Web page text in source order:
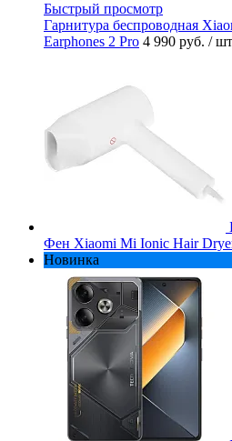
Быстрый просмотр
Гарнитура беспроводная
Earphones 2 Pro 4 990 руб. / шт
Фен Xiaomi Mi Ionic Hair
Новинка